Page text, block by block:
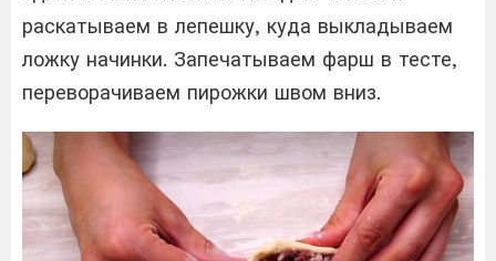
раскатываем в лепешку, куда выкладываем
ложку начинки. Запечатываем фарш в тесте,
переворачиваем пирожки швом вниз.